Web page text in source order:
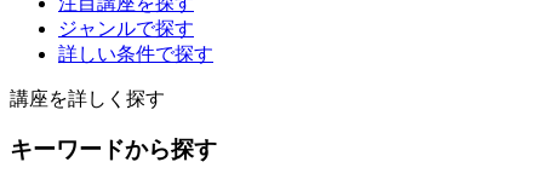
ジャンルで探す
詳しい条件で探す
講座を詳しく探す
キーワードから探す